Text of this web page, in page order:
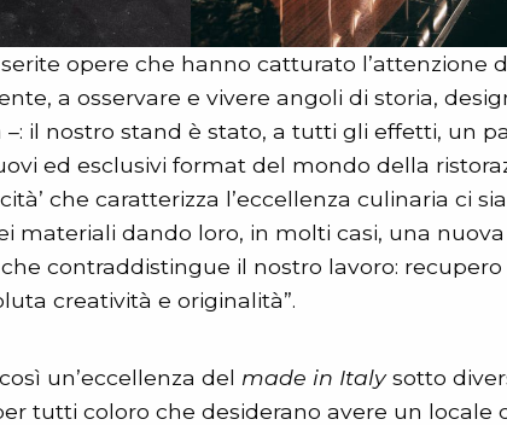
opere che hanno catturato l’attenzione
a osservare e vivere angoli di storia,
–: il nostro stand è stato, a tutti gli effetti, un
ed esclusivi format del mondo della
che caratterizza l’eccellenza culinaria ci
materiali dando loro, in molti casi, una
contraddistingue il nostro lavoro: recupero
creatività e originalità”.
un’eccellenza del made in Italysotto
tutti coloro che desiderano avere un locale